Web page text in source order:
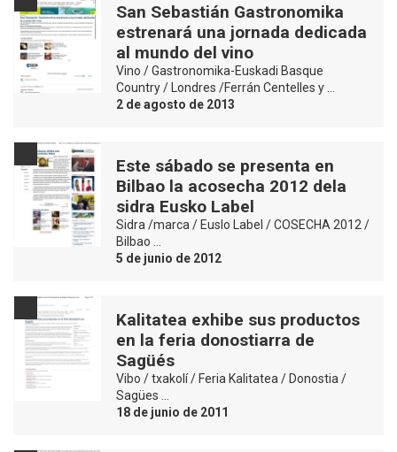
San Sebastián Gastronomika
estrenará una jornada dedicada
al mundo del vino
Vino / Gastronomika-Euskadi Basque
Country / Londres /Ferrán Centelles y …
2 de agosto de 2013
Este sábado se presenta en
Bilbao la acosecha 2012 dela
sidra Eusko Label
Sidra /marca / Euslo Label / COSECHA 2012 /
Bilbao …
5 de junio de 2012
Kalitatea exhibe sus productos
en la feria donostiarra de
Sagüés
Vibo / txakolí / Feria Kalitatea / Donostia /
Sagües …
18 de junio de 2011